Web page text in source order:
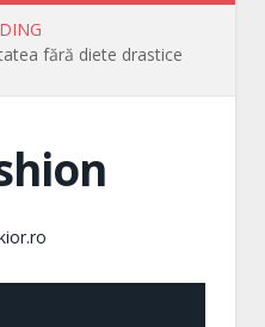
fără diete drastice